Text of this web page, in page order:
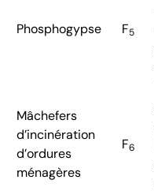
Phosphogypse F5
Mâchefers
d’incinération
d’ordures
ménagères
F6